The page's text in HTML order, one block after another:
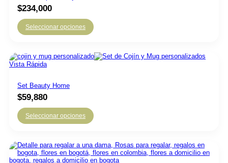
$234,000
Seleccionar opciones
Vista Rápida
Set Beauty Home
$59,880
Seleccionar opciones